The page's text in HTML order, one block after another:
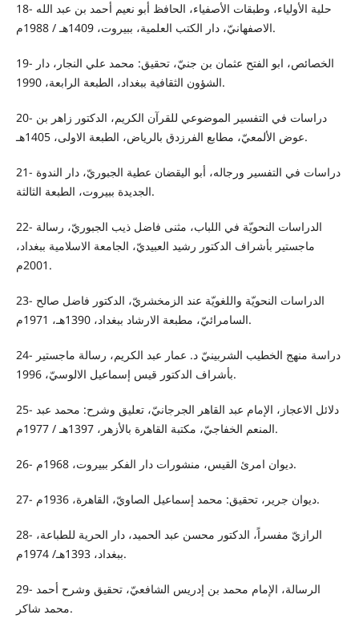
18- حلية الأولياء، وطبقات الأصفياء، الحافظ أبو نعيم أحمد بن عبد الله
الاصفهانيّ، دار الكتب العلمية، ببيروت، 1409هـ / 1988م.
19- الخصائص، ابو الفتح عثمان بن جنيّ، تحقيق: محمد علي النجار، دار
الشؤون الثقافية ببغداد، الطبعة الرابعة، 1990.
20- دراسات في التفسير الموضوعي للقرآن الكريم، الدكتور زاهر بن
عوض الألمعيّ، مطابع الفرزدق بالرياض، الطبعة الاولى، 1405هـ.
21- دراسات في التفسير ورجاله، أبو اليقضان عطية الجبوريّ، دار الندوة
الجديدة ببيروت، الطبعة الثالثة.
22- الدراسات النحويّة في اللباب، مثنى فاضل ذيب الجبوريّ، رسالة
ماجستير بأشراف الدكتور رشيد العبيديّ، الجامعة الاسلامية ببغداد،
2001م.
23- الدراسات النحويّة واللغويّة عند الزمخشريّ، الدكتور فاضل صالح
السامرائيّ، مطبعة الارشاد ببغداد، 1390هـ، 1971م.
24- دراسة منهج الخطيب الشربينيّ د. عمار عبد الكريم، رسالة ماجستير
بأشراف الدكتور قيس إسماعيل الالوسيّ، 1996.
25- دلائل الاعجاز، الإمام عبد القاهر الجرجانيّ، تعليق وشرح: محمد عبد
المنعم الخفاجيّ، مكتبة القاهرة بالأزهر، 1397هـ / 1977م.
26- ديوان امرئ القيس، منشورات دار الفكر ببيروت، 1968م.
27- ديوان جرير، تحقيق: محمد إسماعيل الصاويّ، القاهرة، 1936م.
28- الرازيّ مفسراً، الدكتور محسن عبد الحميد، دار الحرية للطباعة،
ببغداد، 1393هـ/ 1974م.
29- الرسالة، الإمام محمد بن إدريس الشافعيّ، تحقيق وشرح أحمد
محمد شاكر.